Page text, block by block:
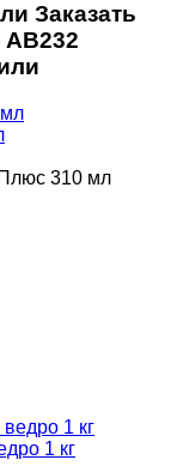
Заказать
310 мл
1 кг